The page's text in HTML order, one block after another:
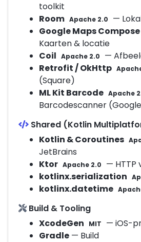
toolkit
Room Apache 2.0
—
Google Maps Compose
Kaarten & locatie
Coil Apache 2.0
—
Retrofit / OkHttp
(Square)
ML Kit Barcode Apache
Barcodescanner
Shared (Kotlin
Kotlin & Coroutines
JetBrains
Ktor Apache 2.0
— HTTP
kotlinx.serialization
kotlinx.datetime
Build & Tooling
XcodeGen
MIT
— iOS-
Gradle — Build